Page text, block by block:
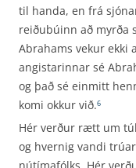
til handa, en frá
reiðubúinn að myrða
Abrahams vekur ekki
angistarinnar sé
og það sé einmitt
komi okkur við.6
Hér verður rætt um
og hvernig vandi